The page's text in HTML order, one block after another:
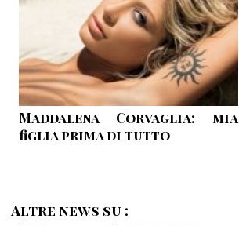
Maddalena Corvaglia: mia
figlia prima di tutto
Altre news su :